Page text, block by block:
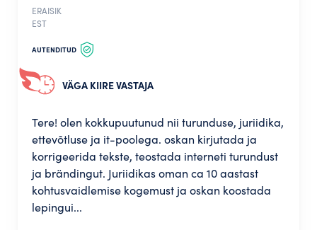
ERAISIK
EST
AUTENDITUD
VÄGA KIIRE VASTAJA
Tere! olen kokkupuutunud nii turunduse, juriidika,
ettevõtluse ja it-poolega. oskan kirjutada ja
korrigeerida tekste, teostada interneti turundust
ja brändingut. Juriidikas oman ca 10 aastast
kohtusvaidlemise kogemust ja oskan koostada
lepingui...